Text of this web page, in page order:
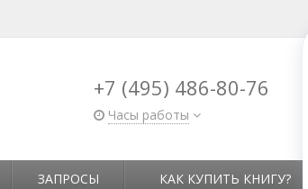
+7 (495) 486-80-76
Часы работы
ЗАПРОСЫ КАК КУПИТЬ КНИГУ?